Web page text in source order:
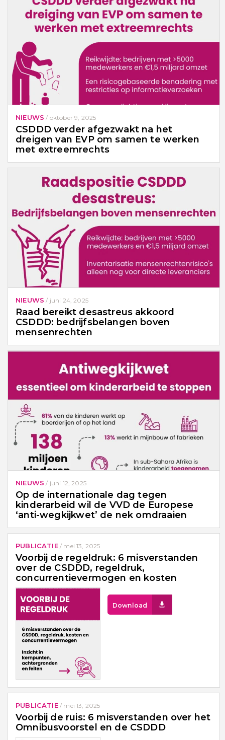
NIEUWS / oktober 9, 2025
CSDDD verder afgezwakt na het
dreigen van EVP om samen te werken
met extreemrechts
NIEUWS / juni 24, 2025
Raad bereikt desastreus akkoord
CSDDD: bedrijfsbelangen boven
mensenrechten
NIEUWS / juni 12, 2025
Op de internationale dag tegen
kinderarbeid wil de VVD de Europese
‘anti-wegkijkwet’ de nek omdraaien
PUBLICATIE/ mei 13, 2025
Voorbij de regeldruk: 6 misverstanden
over de CSDDD, regeldruk,
concurrentievermogen en kosten
Download
PUBLICATIE/ mei 13, 2025
Voorbij de ruis: 6 misverstanden over het
Omnibusvoorstel en de CSDDD